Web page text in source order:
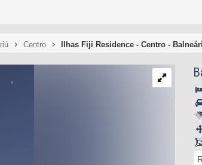
Centro Ilhas Fiji Residence - Centro -